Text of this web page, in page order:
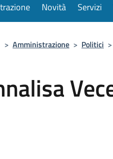
Novità Servizi
> Amministrazione > Politici >